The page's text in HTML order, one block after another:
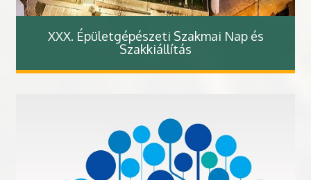
XXX. Épületgépészeti Szakmai Nap és
Szakkiállítás